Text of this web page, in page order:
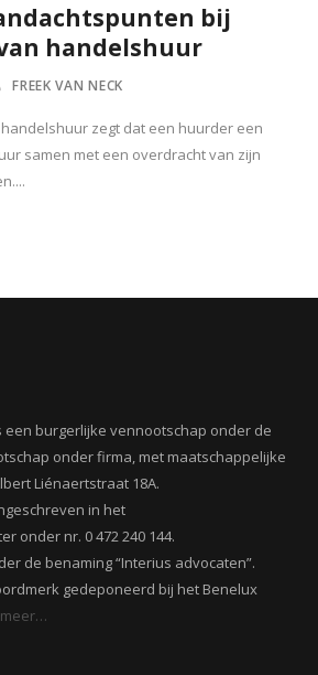
bij
handelshuur
FREEK VAN NECK
zegt dat een huurder een
samen met een overdracht van zijn
een burgerlijke vennootschap onder de
onder firma, met maatschappelijke
Liénaertstraat 18A.
in het
onder nr. 0 472 240 144.
de benaming “Interius advocaten”.
gedeponeerd bij het Benelux